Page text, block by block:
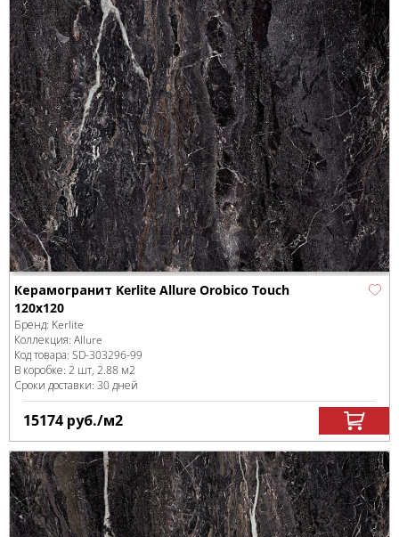
Керамогранит Kerlite Allure Orobico Touch
120x120
Бренд: Kerlite
Коллекция: Allure
Код товара: SD-303296-99
В коробке: 2 шт, 2.88 м2
Сроки доставки: 30 дней
15174 руб./м2